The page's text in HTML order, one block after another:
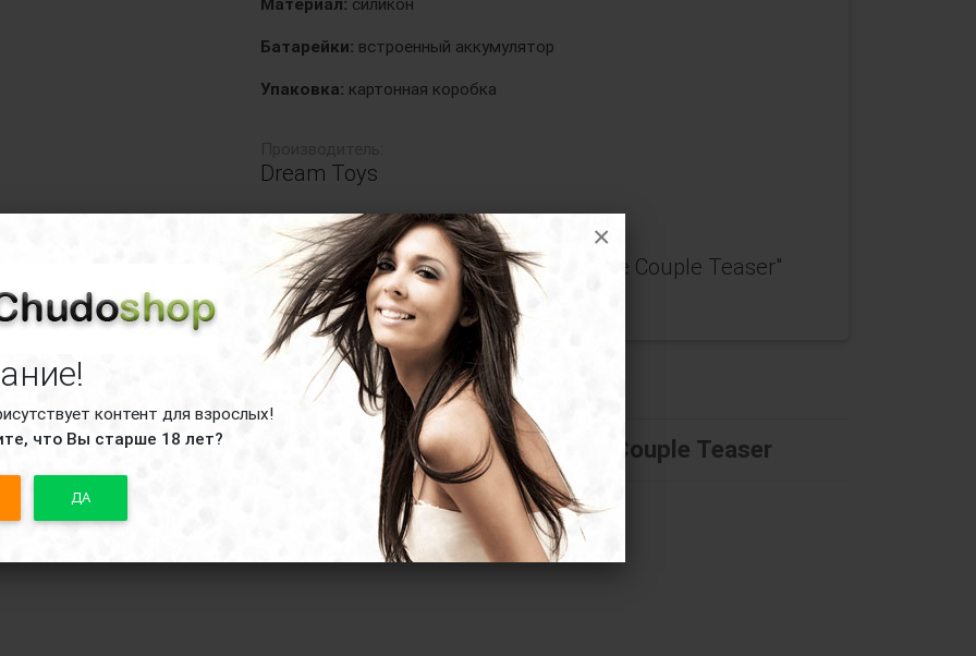
контент для взрослых!
что Вы старше 18 лет?
ДА
×
Батарейки: встроенный аккумулятор
Упаковка: картонная коробка
Dream Toys
эрекционные кольца Dream Toys
анальный стимулятор с эрекционными кольцами Remote Couple Teaser"
стимулятор с эрекционными кольцами Remote Couple Teaser